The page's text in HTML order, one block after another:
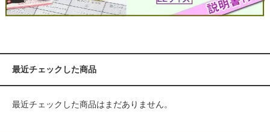
最近チェックした商品
最近チェックした商品はまだありません。